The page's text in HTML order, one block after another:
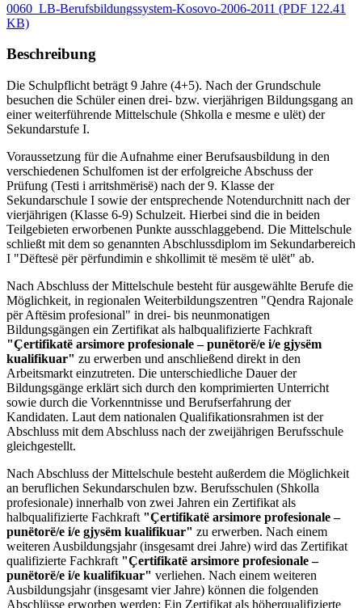
0060_LB-Berufsbildungssystem-Kosovo-2006-2011 (PDF 122.41
KB)
Beschreibung
Die Schulpflicht beträgt 9 Jahre (4+5). Nach der Grundschule
besuchen die Schüler einen drei- bzw. vierjährigen Bildungsgang an
einer weiterführende Mittelschule (Shkolla e mesme e ulët) der
Sekundarstufe I.
Voraussetzung für die Aufnahme einer Berufsausbildung in den
verschiedenen Schulfomen ist der erfolgreiche Abschuss der
Prüfung (Testi i arritshmërisë) nach der 9. Klasse der
Sekundarschule I sowie der entsprechende Notendurchnitt nach der
vierjährigen (Klasse 6-9) Schulzeit. Hierbei sind die in beiden
Teilgebieten erworbenen Punkte ausschlaggebend. Die Mittelschule
schließt mit dem so genannten Abschlussdiplom im Sekundarbereich
I "Dëftesë për përfundimin e shkollimit të mesëm të ulët" ab.
Nach Abschluss der Mittelschule besteht für ausgewählte Berufe die
Möglichkeit, in regionalen Weiterbildungszentren "Qendra Rajonale
për Aftësim profesional" in drei- bis neunmonatigen
Bildungsgängen ein Zertifikat als halbqualifizierte Fachkraft
"Çertifikatë arsimore profesionale – punëtorë/e i/e gjysëm
kualifikuar" zu erwerben und anschließend direkt in den
Arbeitsmarkt einzutreten. Die unterschiedliche Dauer der
Bildungsgänge erklärt sich durch den komprimierten Unterricht
sowie durch die Vorkenntnisse und Berufserfahrung der
Kandidaten. Laut dem nationalen Qualifikationsrahmen ist der
Abschluss mit dem Abschluss nach der zweijährigen Berufsschule
gleichgestellt.
Nach Abschluss der Mittelschule besteht außerdem die Möglichkeit
an beruflichen Sekundarschulen bzw. Berufsschulen (Shkolla
profesionale) innerhalb von zwei Jahren ein Zertifikat als
halbqualifizierte Fachkraft "Çertifikatë arsimore profesionale –
punëtorë/e i/e gjysëm kualifikuar" zu erwerben. Nach einem
weiteren Ausbildungsjahr (insgesamt drei Jahre) wird das Zertifikat
qualifizierte Fachkraft "Çertifikatë arsimore profesionale –
punëtorë/e i/e kualifikuar" verliehen. Nach einem weiteren
Ausbildungsjahr (insgesamt vier Jahre) können die folgenden
Abschlüsse erworben werden: Ein Zertifikat als höherqualifizierte